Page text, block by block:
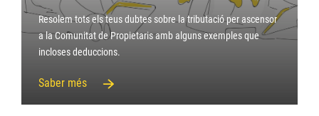
Resolem tots els teus dubtes sobre la tributació per ascensor
a la Comunitat de Propietaris amb alguns exemples que
incloses deduccions.
Saber més